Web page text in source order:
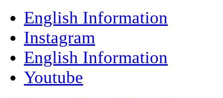
English Information
Instagram
English Information
Youtube